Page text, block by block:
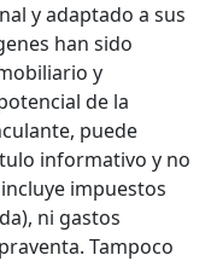
y adaptado a sus
han sido
y
de la
puede
informativo y no
impuestos
ni gastos
Tampoco